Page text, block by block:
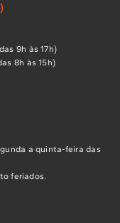
9h às 17h)
8h às 15h)
a quinta-feira das
feriados.